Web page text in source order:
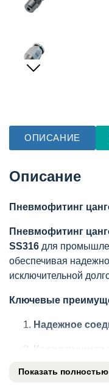
ОПИСАНИЕ
Описание
Пневмофитинг
Пневмофитинг
SS316 для
обеспечивая
исключительной
Ключевые
Надежное
Коррозионная
Быстрый
Показать полностью